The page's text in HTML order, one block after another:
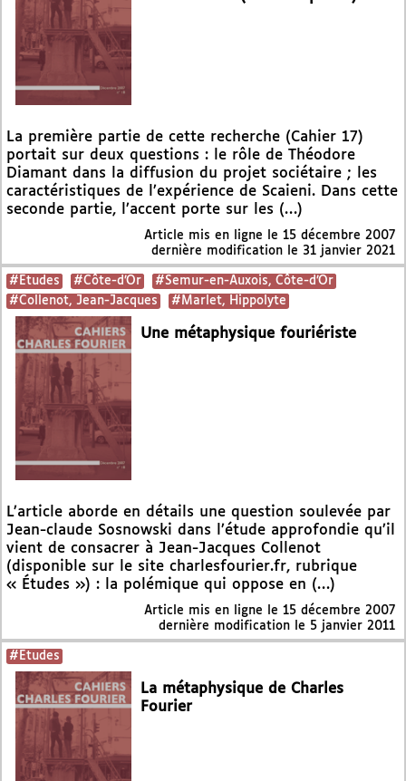
La première partie de cette recherche (Cahier 17)
portait sur deux questions : le rôle de Théodore
Diamant dans la diffusion du projet sociétaire ; les
caractéristiques de l’expérience de Scaieni. Dans cette
seconde partie, l’accent porte sur les (…)
Article mis en ligne le 15 décembre 2007
dernière modification le 31 janvier 2021
#Etudes #Côte-d’Or
#Semur-en-Auxois, Côte-d’Or
#Collenot, Jean-Jacques
#Marlet, Hippolyte
Une métaphysique fouriériste
L’article aborde en détails une question soulevée par
Jean-claude Sosnowski dans l’étude approfondie qu’il
vient de consacrer à Jean-Jacques Collenot
(disponible sur le site charlesfourier.fr, rubrique
« Études ») : la polémique qui oppose en (…)
Article mis en ligne le 15 décembre 2007
dernière modification le 5 janvier 2011
#Etudes
La métaphysique de Charles
Fourier